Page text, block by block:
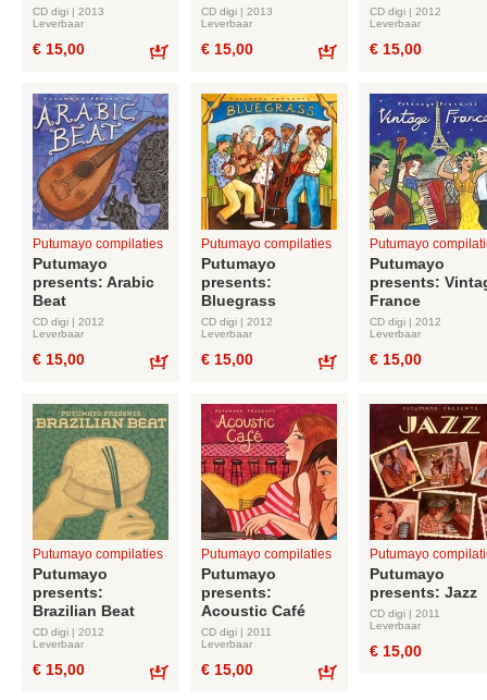
CD digi | 2013
Leverbaar
€ 15,00
CD digi | 2013
Leverbaar
€ 15,00
CD digi | 2012
Leverbaar
€ 15,00
Putumayo compilaties
Putumayo
presents: Arabic
Beat
CD digi | 2012
Leverbaar
€ 15,00
Putumayo compilaties
Putumayo
presents:
Bluegrass
CD digi | 2012
Leverbaar
€ 15,00
Putumayo
Putumayo
presents:
France
CD digi | 2012
Leverbaar
€ 15,00
Putumayo compilaties
Putumayo
presents:
Brazilian Beat
CD digi | 2012
Leverbaar
€ 15,00
Putumayo compilaties
Putumayo
presents:
Acoustic Café
CD digi | 2011
Leverbaar
€ 15,00
Putumayo
Putumayo
presents: Jazz
CD digi | 2011
Leverbaar
€ 15,00